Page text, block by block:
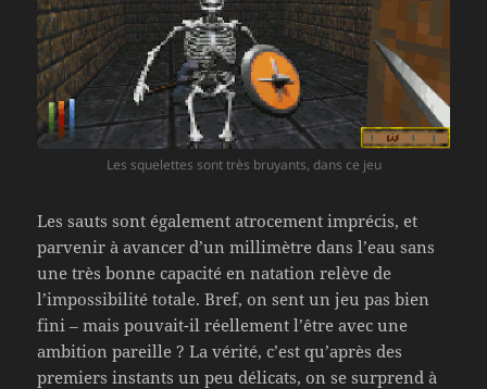
Les squelettes sont très bruyants, dans ce jeu
Les sauts sont également atrocement imprécis, et
parvenir à avancer d’un millimètre dans l’eau sans
une très bonne capacité en natation relève de
l’impossibilité totale. Bref, on sent un jeu pas bien
fini – mais pouvait-il réellement l’être avec une
ambition pareille ? La vérité, c’est qu’après des
premiers instants un peu délicats, on se surprend à